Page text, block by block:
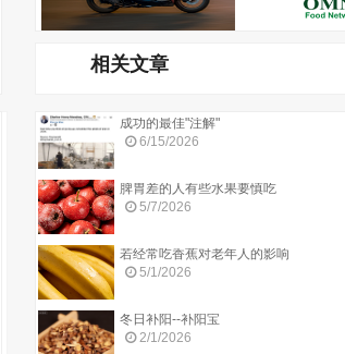
相关文章
成功的最佳"注解"
6/15/2026
脾胃差的人有些水果要慎吃
5/7/2026
若经常吃香蕉对老年人的影响
5/1/2026
冬日补阳--补阳宝
2/1/2026